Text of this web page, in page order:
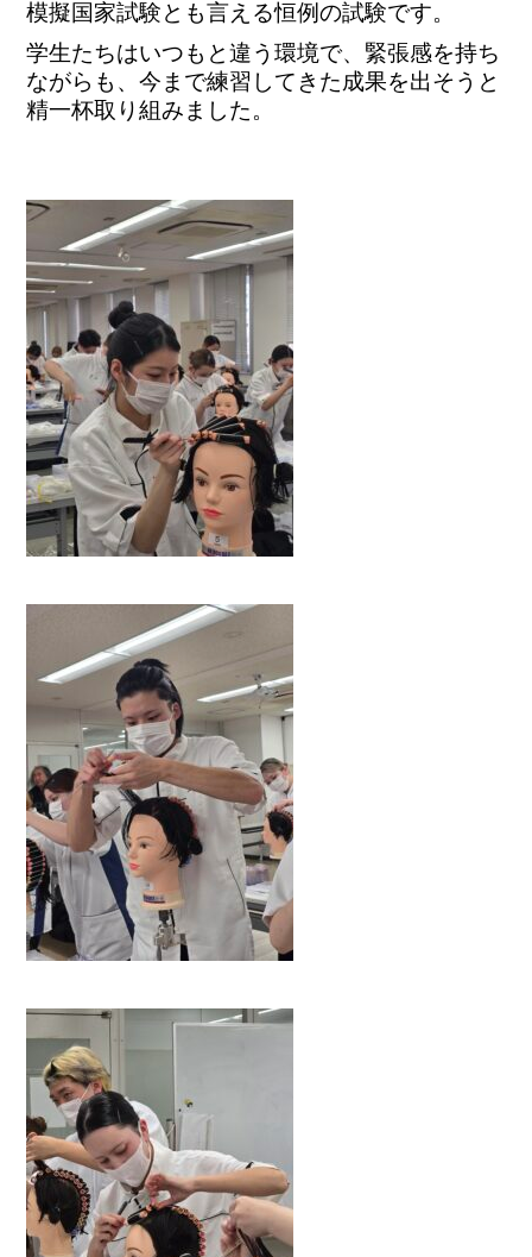
模擬国家試験とも言える恒例の試験です。
学生たちはいつもと違う環境で、緊張感を持ち
ながらも、今まで練習してきた成果を出そうと
精一杯取り組みました。